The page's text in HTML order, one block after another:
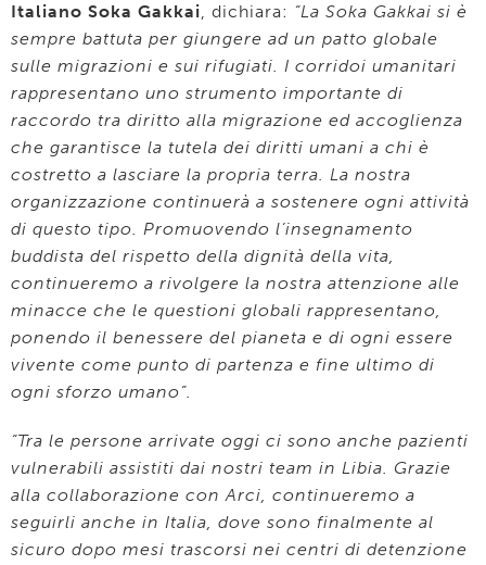
Italiano Soka Gakkai, dichiara: “La Soka Gakkai si è
sempre battuta per giungere ad un patto globale
sulle migrazioni e sui rifugiati. I corridoi umanitari
rappresentano uno strumento importante di
raccordo tra diritto alla migrazione ed accoglienza
che garantisce la tutela dei diritti umani a chi è
costretto a lasciare la propria terra. La nostra
organizzazione continuerà a sostenere ogni attività
di questo tipo. Promuovendo l’insegnamento
buddista del rispetto della dignità della vita,
continueremo a rivolgere la nostra attenzione alle
minacce che le questioni globali rappresentano,
ponendo il benessere del pianeta e di ogni essere
vivente come punto di partenza e fine ultimo di
ogni sforzo umano”.
“Tra le persone arrivate oggi ci sono anche pazienti
vulnerabili assistiti dai nostri team in Libia. Grazie
alla collaborazione con Arci, continueremo a
seguirli anche in Italia, dove sono finalmente al
sicuro dopo mesi trascorsi nei centri di detenzione